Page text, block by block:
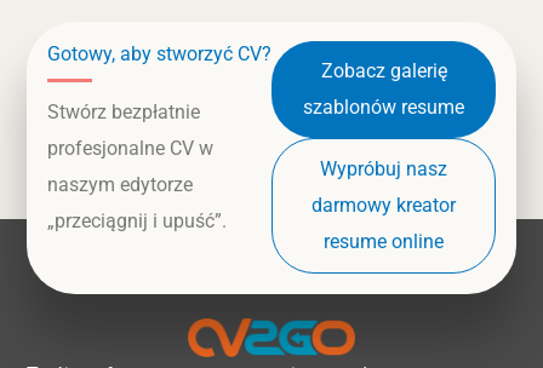
Gotowy, aby stworzyć CV?
Stwórz bezpłatnie
profesjonalne CV w
naszym edytorze
„przeciągnij i upuść”.
Zobacz galerię
szablonów resume
Wypróbuj nasz
darmowy kreator
resume online